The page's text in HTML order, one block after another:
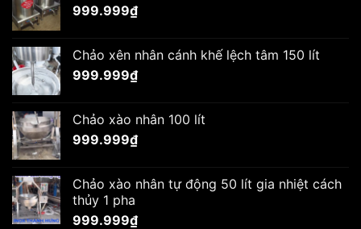
999.999₫
Chảo xên nhân cánh khế lệch tâm 150 lít
999.999₫
Chảo xào nhân 100 lít
999.999₫
Chảo xào nhân tự động 50 lít gia nhiệt cách
thủy 1 pha
999.999₫